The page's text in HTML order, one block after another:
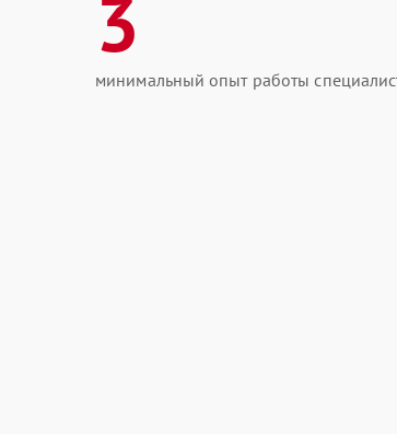
3
минимальный опыт работы